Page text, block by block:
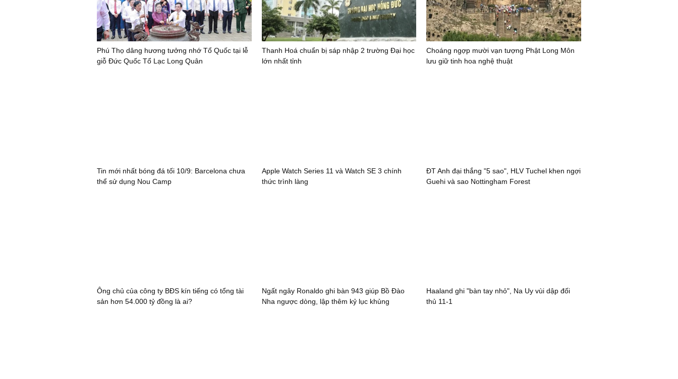
Phú Thọ dâng hương tưởng nhớ Tổ Quốc tại lễ
giỗ Đức Quốc Tổ Lạc Long Quân
Thanh Hoá chuẩn bị sáp nhập 2 trường Đại học
lớn nhất tỉnh
Choáng ngợp mười vạn tượng Phật Long Môn
lưu giữ tinh hoa nghệ thuật
Tin mới nhất bóng đá tối 10/9: Barcelona chưa
thể sử dụng Nou Camp
Apple Watch Series 11 và Watch SE 3 chính
thức trình làng
ĐT Anh đại thắng "5 sao", HLV Tuchel khen ngợi
Guehi và sao Nottingham Forest
Ông chủ của công ty BĐS kín tiếng có tổng tài
sản hơn 54.000 tỷ đồng là ai?
Ngất ngây Ronaldo ghi bàn 943 giúp Bồ Đào
Nha ngược dòng, lập thêm kỷ lục khủng
Haaland ghi "bàn tay nhỏ", Na Uy vùi dập đối
thủ 11-1